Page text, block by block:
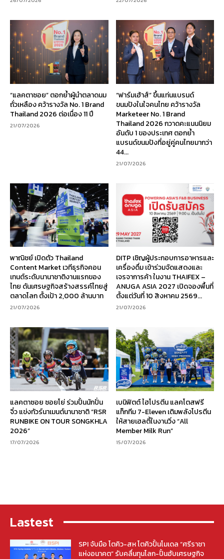
“แลคตาซอย” ตอกย้ำผู้นำตลาดนม
ถั่วเหลือง คว้ารางวัล No. 1 Brand
Thailand 2026 ต่อเนื่อง 11 ปี
21/07/2026
“ฟาร์มเฮ้าส์” ขึ้นแท่นแบรนด์
ขนมปังในใจคนไทย คว้ารางวัล
Marketeer No. 1 Brand
Thailand 2026 กวาดคะแนนนิยม
อันดับ 1 ของประเทศ ตอกย้ำ
แบรนด์ขนมปังที่อยู่คู่คนไทยมากว่า
44...
21/07/2026
พาณิชย์ เปิดตัว Thailand
Content Market เวทีธุรกิจคอน
เทนต์ระดับนานาชาติงานแรกของ
ไทย ดันเศรษฐกิจสร้างสรรค์ไทยสู่
ตลาดโลก ตั้งเป้า 2,000 ล้านบาท
21/07/2026
DITP เชิญผู้ประกอบการอาหารและ
เครื่องดื่ม เข้าร่วมจัดแสดงและ
เจรจาการค้า ในงาน THAIFEX –
ANUGA ASIA 2027 เปิดจองพื้นที่
ตั้งแต่วันที่ 10 สิงหาคม 2569...
21/07/2026
แลคตาซอย ซอยโย่ ร่วมปั้นนักปั่น
จิ๋ว แข่งทัวร์นาเมนต์นานาชาติ “RSR
RUNBIKE ON TOUR SONGKHLA
2026”
17/07/2026
เบนิฟิตต์ ไฮโปรตีน แลคโตสฟรี
แท็กทีม 7-Eleven เติมพลังโปรตีน
ให้สายเฮลตี้ในงานวิ่ง “All
Member Milk Run”
15/07/2026
Lastest
SPI จับมือ โตคิว-สห โตคิวปั้นโมเดล “ศรีราชา
แห่งอนาคต” รับคลื่นทุนโลก-ปั้นฮับเศรษฐกิจ